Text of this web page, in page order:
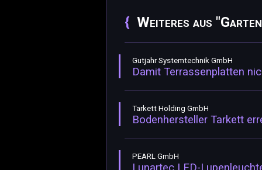
Weiteres aus
Gutjahr Systemtechnik GmbH
Damit Terrassenplatten
Tarkett Holding GmbH
Bodenhersteller Tarkett
PEARL GmbH